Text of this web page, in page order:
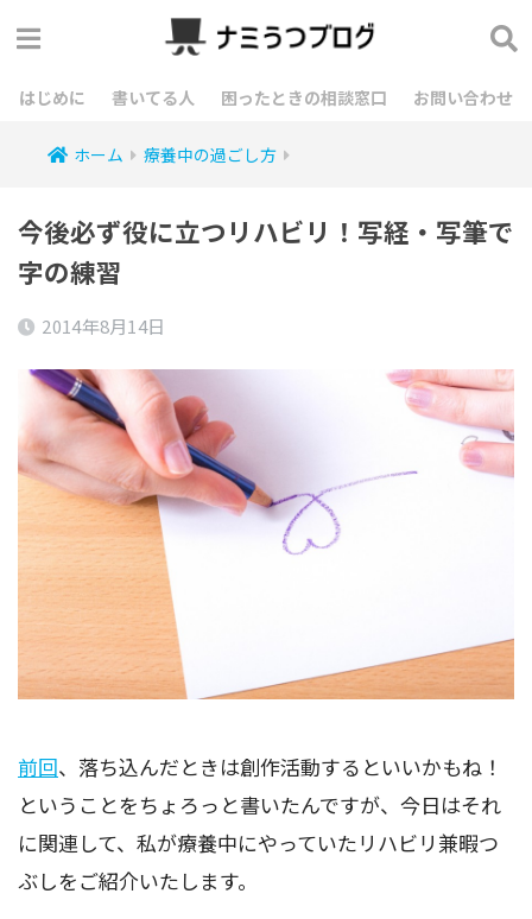
はじめに 書いてる人 困ったときの相談窓口 お問い合わせ
ホーム 療養中の過ごし方
今後必ず役に立つリハビリ！写経・写筆で
字の練習
2014年8月14日
前回、落ち込んだときは創作活動するといいかもね！
ということをちょろっと書いたんですが、今日はそれ
に関連して、私が療養中にやっていたリハビリ兼暇つ
ぶしをご紹介いたします。